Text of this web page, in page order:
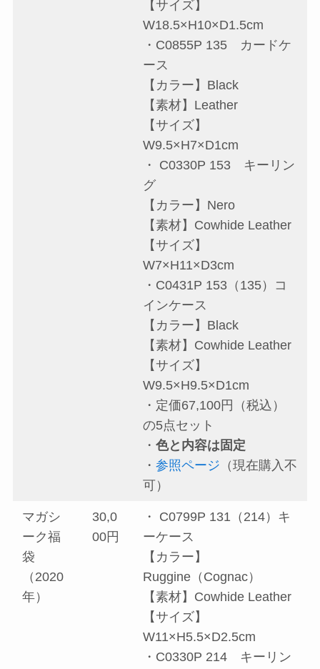
【サイズ】
W18.5×H10×D1.5cm
・C0855P 135 カードケ
ース
【カラー】Black
【素材】Leather
【サイズ】
W9.5×H7×D1cm
・ C0330P 153 キーリン
グ
【カラー】Nero
【素材】Cowhide Leather
【サイズ】
W7×H11×D3cm
・C0431P 153（135）コ
インケース
【カラー】Black
【素材】Cowhide Leather
【サイズ】
W9.5×H9.5×D1cm
・定価67,100円（税込）
の5点セット
・色と内容は固定
・参照ページ （現在購入不
可）
マガシ
ーク福
袋
（2020
年）
30,0
00円
・ C0799P 131（214）キ
ーケース
【カラー】
Ruggine（Cognac）
【素材】Cowhide Leather
【サイズ】
W11×H5.5×D2.5cm
・C0330P 214 キーリン